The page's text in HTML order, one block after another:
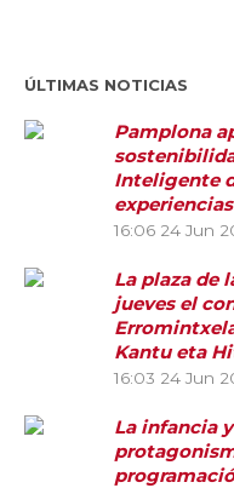
ÚLTIMAS NOTICIAS
Pamplona
Inteligente
16:06 24 Jun
La plaza de
jueves el
Kantu eta
16:03 24 Jun
La infancia